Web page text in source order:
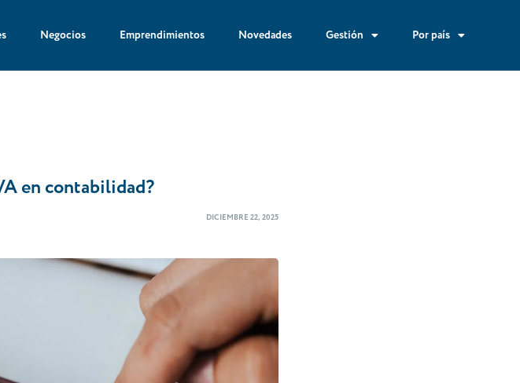
Negocios Emprendimientos Novedades Gestión Por país
en contabilidad?
DICIEMBRE 22, 2025